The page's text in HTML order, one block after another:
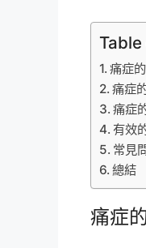
痛症
痛症
痛症
有效
常見
總結
痛症